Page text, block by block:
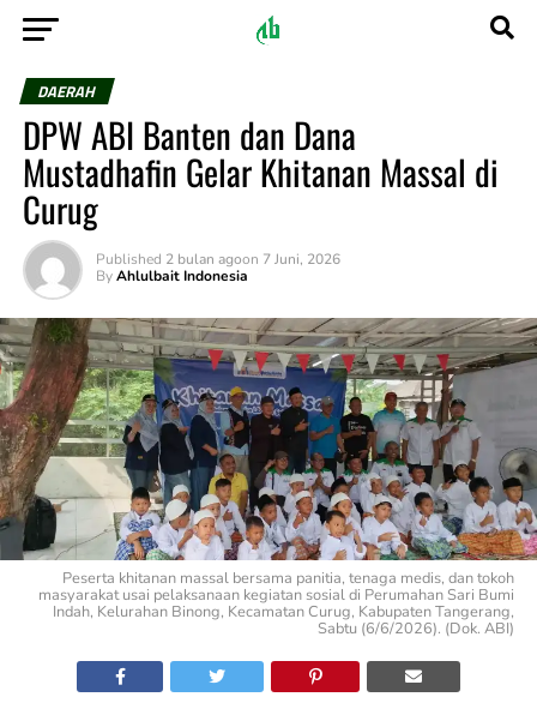
DAERAH
DPW ABI Banten dan Dana
Mustadhafin Gelar Khitanan Massal di
Curug
Published 2 bulan agoon 7 Juni, 2026
By Ahlulbait Indonesia
Peserta khitanan massal bersama panitia, tenaga medis, dan tokoh
masyarakat usai pelaksanaan kegiatan sosial di Perumahan Sari Bumi
Indah, Kelurahan Binong, Kecamatan Curug, Kabupaten Tangerang,
Sabtu (6/6/2026). (Dok. ABI)